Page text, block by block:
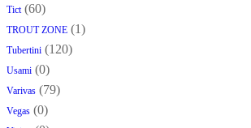
Tict (60)
TROUT ZONE (1)
Tubertini (120)
Usami (0)
Varivas (79)
Vegas (0)